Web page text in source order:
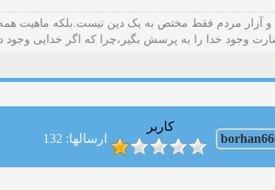
و آزار مردم فقط مختص به یک دین نیست.بلکه ماهیت
وجود خدا را به پرسش بگیر،چرا که اگر خدایی وجود
کاربر
ارسالها: 132